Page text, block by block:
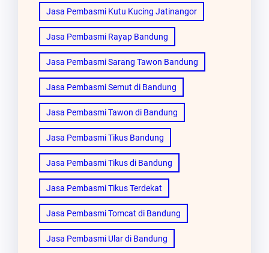
Jasa Pembasmi Kutu Kucing Jatinangor
Jasa Pembasmi Rayap Bandung
Jasa Pembasmi Sarang Tawon Bandung
Jasa Pembasmi Semut di Bandung
Jasa Pembasmi Tawon di Bandung
Jasa Pembasmi Tikus Bandung
Jasa Pembasmi Tikus di Bandung
Jasa Pembasmi Tikus Terdekat
Jasa Pembasmi Tomcat di Bandung
Jasa Pembasmi Ular di Bandung